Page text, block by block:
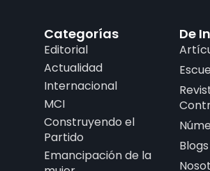
Categorías
Editorial
Actualidad
Internacional
MCI
Construyendo el
Partido
Emancipación de la
De
Blogs